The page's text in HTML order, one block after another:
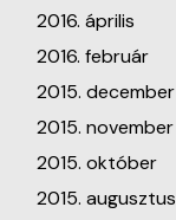
2016. április
2016. február
2015. december
2015. november
2015. október
2015. augusztus